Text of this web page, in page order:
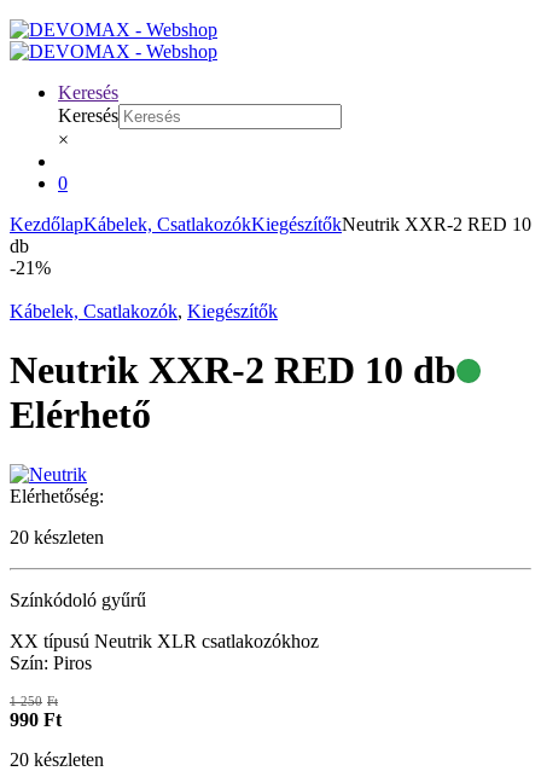
Keresés
Keresés
×
0
KezdőlapKábelek, CsatlakozókKiegészítőkNeutrik XXR-2 RED 10
db
-21%
Kábelek, Csatlakozók, Kiegészítők
Neutrik XXR-2 RED 10 db
Elérhető
Elérhetőség:
20 készleten
Színkódoló gyűrű
XX típusú Neutrik XLR csatlakozókhoz
Szín: Piros
1 250 Ft
990 Ft
20 készleten